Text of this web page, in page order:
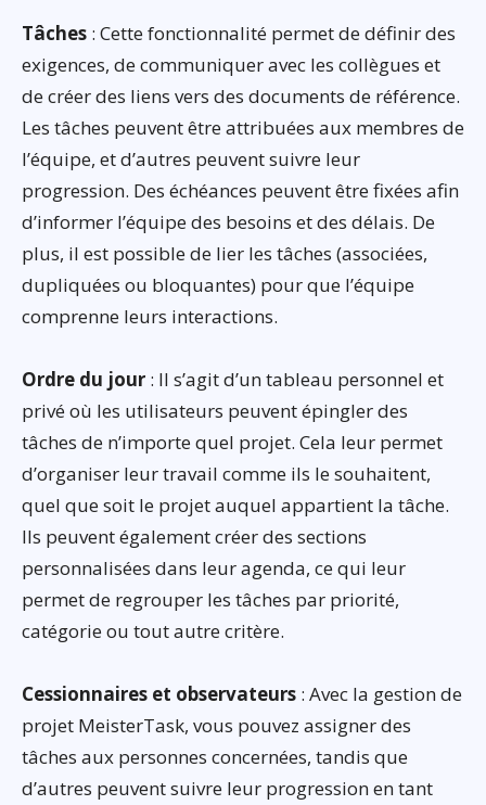
Tâches : Cette fonctionnalité permet de définir des
exigences, de communiquer avec les collègues et
de créer des liens vers des documents de référence.
Les tâches peuvent être attribuées aux membres de
l’équipe, et d’autres peuvent suivre leur
progression. Des échéances peuvent être fixées afin
d’informer l’équipe des besoins et des délais. De
plus, il est possible de lier les tâches (associées,
dupliquées ou bloquantes) pour que l’équipe
comprenne leurs interactions.
Ordre du jour : Il s’agit d’un tableau personnel et
privé où les utilisateurs peuvent épingler des
tâches de n’importe quel projet. Cela leur permet
d’organiser leur travail comme ils le souhaitent,
quel que soit le projet auquel appartient la tâche.
Ils peuvent également créer des sections
personnalisées dans leur agenda, ce qui leur
permet de regrouper les tâches par priorité,
catégorie ou tout autre critère.
Cessionnaires et observateurs : Avec la gestion de
projet MeisterTask, vous pouvez assigner des
tâches aux personnes concernées, tandis que
d’autres peuvent suivre leur progression en tant